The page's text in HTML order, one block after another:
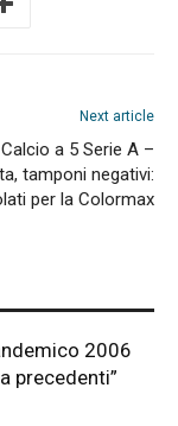
Next article
Calcio a 5 Serie A –
tamponi negativi:
per la Colormax
2006
precedenti”